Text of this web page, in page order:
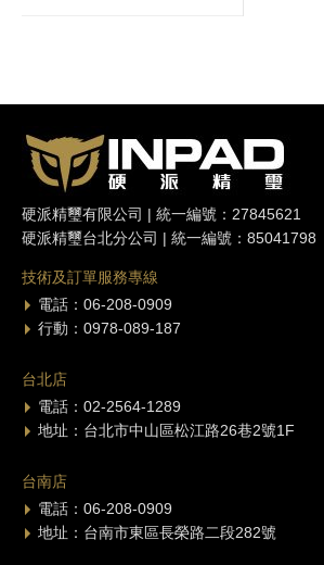
硬派精璽有限公司 | 統一編號：27845621
硬派精璽台北分公司 | 統一編號：85041798
技術及訂單服務專線
電話：06-208-0909
行動：0978-089-187
台北店
電話：02-2564-1289
地址：台北市中山區松江路26巷2號1F
台南店
電話：06-208-0909
地址：台南市東區長榮路二段282號